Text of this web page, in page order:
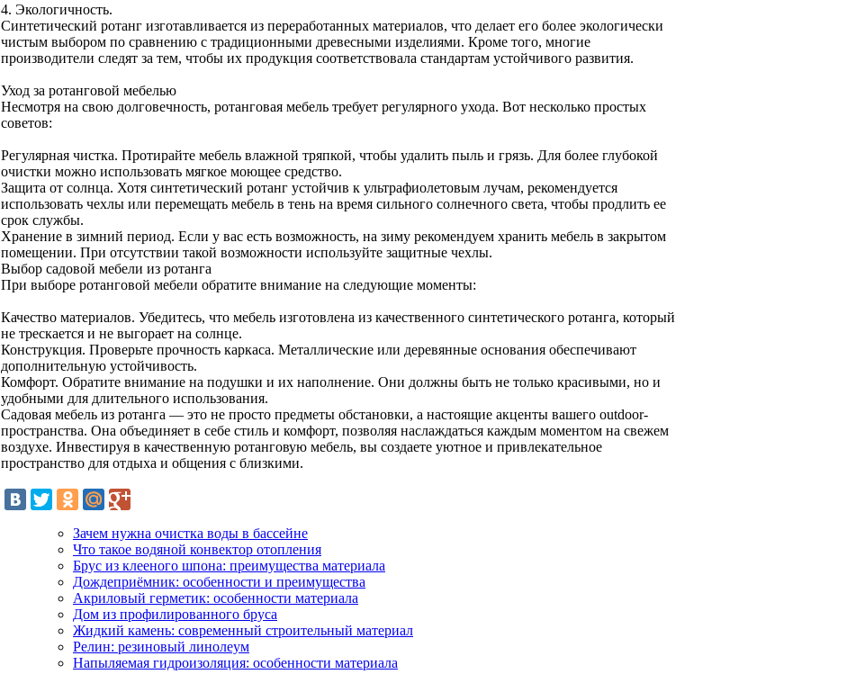
4. Экологичность.
Синтетический ротанг изготавливается из переработанных материалов, что делает его более экологически
чистым выбором по сравнению с традиционными древесными изделиями. Кроме того, многие
производители следят за тем, чтобы их продукция соответствовала стандартам устойчивого развития.
Уход за ротанговой мебелью
Несмотря на свою долговечность, ротанговая мебель требует регулярного ухода. Вот несколько простых
советов:
Регулярная чистка. Протирайте мебель влажной тряпкой, чтобы удалить пыль и грязь. Для более глубокой
очистки можно использовать мягкое моющее средство.
Защита от солнца. Хотя синтетический ротанг устойчив к ультрафиолетовым лучам, рекомендуется
использовать чехлы или перемещать мебель в тень на время сильного солнечного света, чтобы продлить ее
срок службы.
Хранение в зимний период. Если у вас есть возможность, на зиму рекомендуем хранить мебель в закрытом
помещении. При отсутствии такой возможности используйте защитные чехлы.
Выбор садовой мебели из ротанга
При выборе ротанговой мебели обратите внимание на следующие моменты:
Качество материалов. Убедитесь, что мебель изготовлена из качественного синтетического ротанга, который
не трескается и не выгорает на солнце.
Конструкция. Проверьте прочность каркаса. Металлические или деревянные основания обеспечивают
дополнительную устойчивость.
Комфорт. Обратите внимание на подушки и их наполнение. Они должны быть не только красивыми, но и
удобными для длительного использования.
Садовая мебель из ротанга — это не просто предметы обстановки, а настоящие акценты вашего outdoor-
пространства. Она объединяет в себе стиль и комфорт, позволяя наслаждаться каждым моментом на свежем
воздухе. Инвестируя в качественную ротанговую мебель, вы создаете уютное и привлекательное
пространство для отдыха и общения с близкими.
Зачем нужна очистка воды в бассейне
Что такое водяной конвектор отопления
Брус из клееного шпона: преимущества материала
Дождеприёмник: особенности и преимущества
Акриловый герметик: особенности материала
Дом из профилированного бруса
Жидкий камень: современный строительный материал
Релин: резиновый линолеум
Напыляемая гидроизоляция: особенности материала